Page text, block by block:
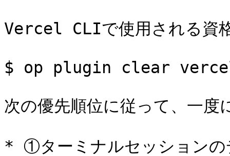
Vercel CLIで使用される資
$ op plugin clear
次の優先順位に従って、一
* ①ターミナルセッションの